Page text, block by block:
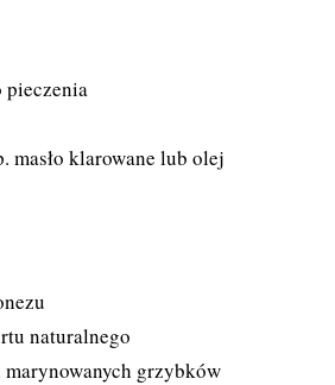
pieczenia
masło klarowane lub olej
naturalnego
grzybków